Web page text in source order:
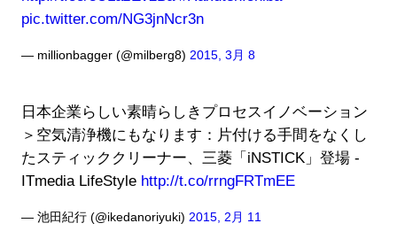
pic.twitter.com/NG3jnNcr3n
— millionbagger (@milberg8) 2015, 3月 8
日本企業らしい素晴らしきプロセスイノベーション
＞空気清浄機にもなります：片付ける手間をなくし
たスティッククリーナー、三菱「iNSTICK」登場 -
ITmedia LifeStyle http://t.co/rrngFRTmEE
— 池田紀行 (@ikedanoriyuki) 2015, 2月 11